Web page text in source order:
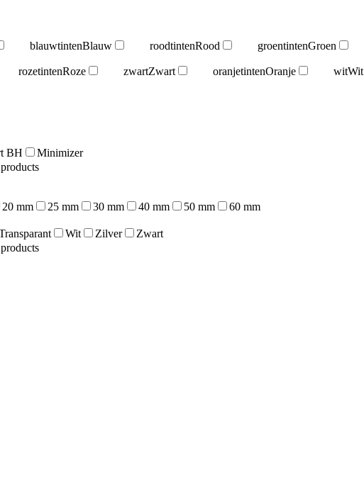
blauwtintenBlauw roodtintenRood groentintenGroen
rozetintenRoze zwartZwart oranjetintenOranje witWit
BH
Minimizer
20 mm 25 mm 30 mm 40 mm 50 mm
60 mm
Wit Zilver
Zwart